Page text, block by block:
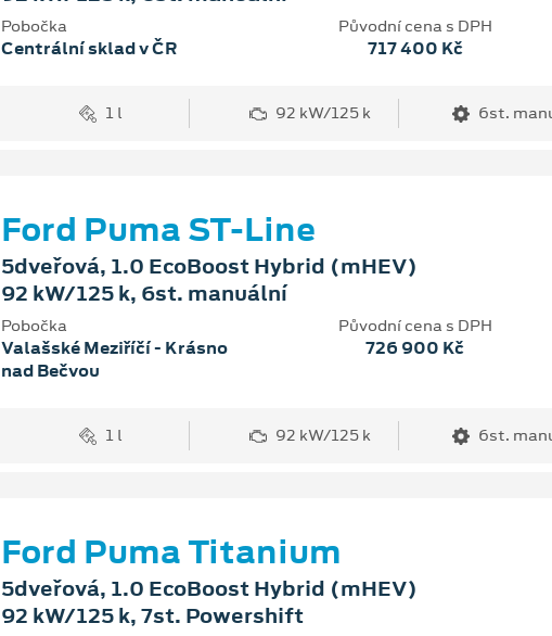
Pobočka
Centrální sklad v ČR
Původní cena s DPH
717 400 Kč
1 l 92 kW/125 k 6st.
Ford Puma ST-Line
5dveřová, 1.0 EcoBoost Hybrid (mHEV)
92 kW/125 k, 6st. manuální
Pobočka
Valašské Meziříčí - Krásno
nad Bečvou
Původní cena s DPH
726 900 Kč
1 l 92 kW/125 k 6st.
Ford Puma Titanium
5dveřová, 1.0 EcoBoost Hybrid (mHEV)
92 kW/125 k, 7st. Powershift